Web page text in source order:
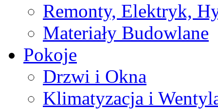
Remonty, Elektryk,
Materiały Budowlane
Pokoje
Drzwi i Okna
Klimatyzacja i